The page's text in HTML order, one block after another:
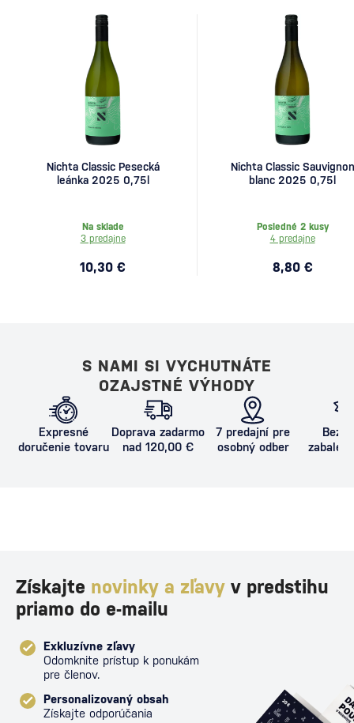
Nichta Classic Pesecká
leánka 2025 0,75l
Na sklade
3 predajne
10,30 €
Nichta Classic Sauvignon
blanc 2025 0,75l
Posledné 2 kusy
4 predajne
8,80 €
S NAMI SI VYCHUTNÁTE
OZAJSTNÉ VÝHODY
Expresné
doručenie tovaru
Doprava zadarmo
nad 120,00 €
7 predajní pre
osobný odber
Získajte novinky a zľavy v predstihu
priamo do e-mailu
Exkluzívne zľavy
Odomknite prístup k ponukám
pre členov.
Personalizovaný obsah
Získajte odporúčania